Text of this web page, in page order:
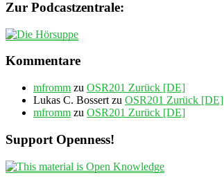
Zur Podcastzentrale:
Kommentare
mfromm zu OSR201 Zurück [DE]
Lukas C. Bossert zu OSR201 Zurück [DE]
mfromm zu OSR201 Zurück [DE]
Support Openness!